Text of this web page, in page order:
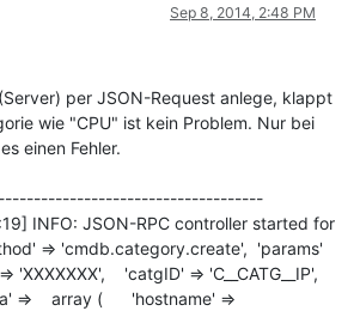
Sep 8, 2014, 2:48 PM
per JSON-Request anlege, klappt
wie "CPU" ist kein Problem. Nur bei
einen Fehler.
INFO: JSON-RPC controller started for
=> 'cmdb.category.create', 'params'
'XXXXXXX', 'catgID' => 'C__CATG__IP',
=> array ( 'hostname' =>